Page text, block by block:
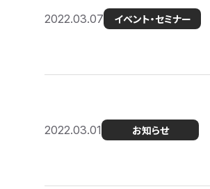
2022.03.07 イベント・セミナー
2022.03.01 お知らせ